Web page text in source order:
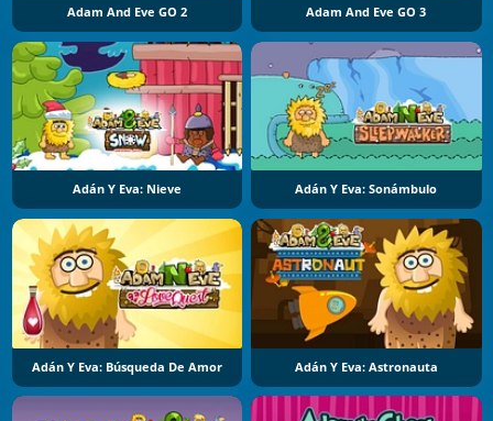
Adam And Eve GO 2 Adam And Eve GO 3
Adán Y Eva: Nieve Adán Y Eva: Sonámbulo
Adán Y Eva: Búsqueda De Amor Adán Y Eva: Astronauta